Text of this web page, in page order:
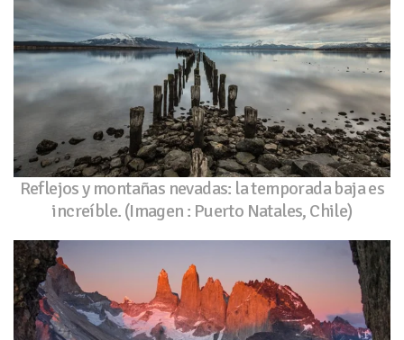
Reflejos y montañas nevadas: la temporada baja es
increíble. (Imagen : Puerto Natales, Chile)